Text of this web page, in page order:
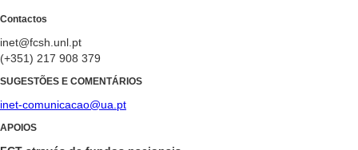
Contactos
inet@fcsh.unl.pt
(+351) 217 908 379
SUGESTÕES E COMENTÁRIOS
inet-comunicacao@ua.pt
APOIOS